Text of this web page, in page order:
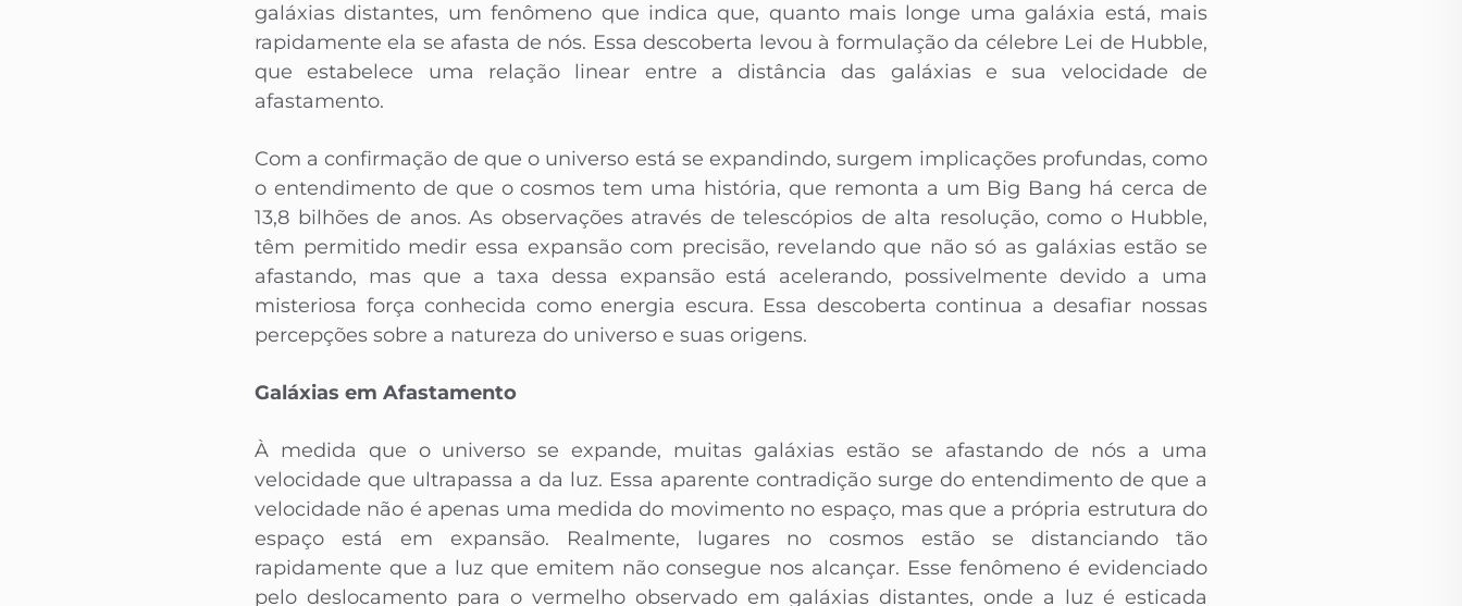
galáxias distantes, um fenômeno que indica que, quanto mais longe uma galáxia está, mais
rapidamente ela se afasta de nós. Essa descoberta levou à formulação da célebre Lei de Hubble,
que estabelece uma relação linear entre a distância das galáxias e sua velocidade de
afastamento.
Com a confirmação de que o universo está se expandindo, surgem implicações profundas, como
o entendimento de que o cosmos tem uma história, que remonta a um Big Bang há cerca de
13,8 bilhões de anos. As observações através de telescópios de alta resolução, como o Hubble,
têm permitido medir essa expansão com precisão, revelando que não só as galáxias estão se
afastando, mas que a taxa dessa expansão está acelerando, possivelmente devido a uma
misteriosa força conhecida como energia escura. Essa descoberta continua a desafiar nossas
percepções sobre a natureza do universo e suas origens.
Galáxias em Afastamento
À medida que o universo se expande, muitas galáxias estão se afastando de nós a uma
velocidade que ultrapassa a da luz. Essa aparente contradição surge do entendimento de que a
velocidade não é apenas uma medida do movimento no espaço, mas que a própria estrutura do
espaço está em expansão. Realmente, lugares no cosmos estão se distanciando tão
rapidamente que a luz que emitem não consegue nos alcançar. Esse fenômeno é evidenciado
pelo deslocamento para o vermelho observado em galáxias distantes, onde a luz é esticada